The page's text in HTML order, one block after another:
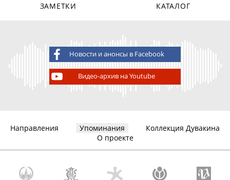
ЗАМЕТКИ
КАТАЛОГ
Новости и анонсы в Facebook
Видео-архив на Youtube
Направления Упоминания
Коллекция Дувакина
О проекте